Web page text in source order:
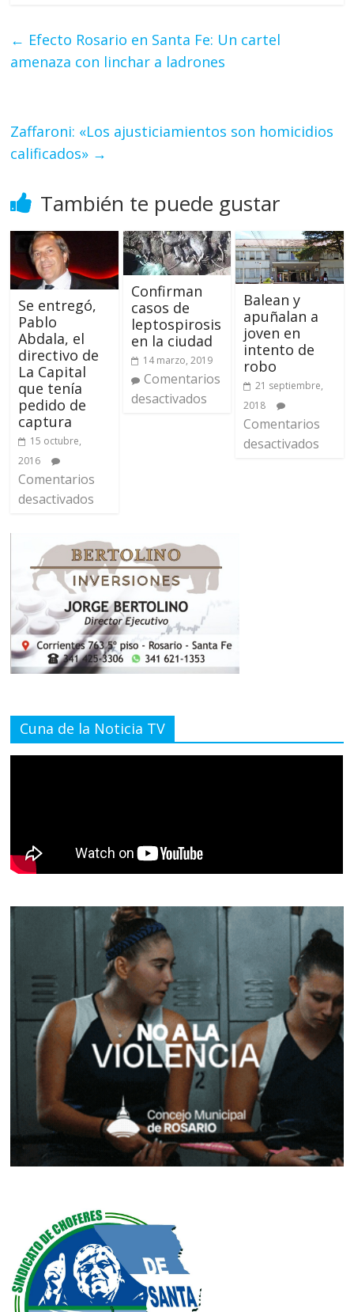
← Efecto Rosario en Santa Fe: Un cartel
amenaza con linchar a ladrones
Zaffaroni: «Los ajusticiamientos son homicidios
calificados» →
También te puede gustar
Se entregó,
Pablo
Abdala, el
directivo de
La Capital
que tenía
pedido de
captura
15 octubre,
2016
Comentarios
desactivados
Confirman
casos de
leptospirosis
en la ciudad
14 marzo, 2019
Comentarios
desactivados
Balean y
apuñalan a
joven en
intento de
robo
21 septiembre,
2018
Comentarios
desactivados
Cuna de la Noticia TV